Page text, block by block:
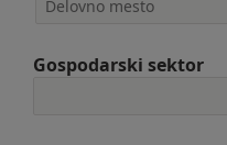
Gospodarski sektor